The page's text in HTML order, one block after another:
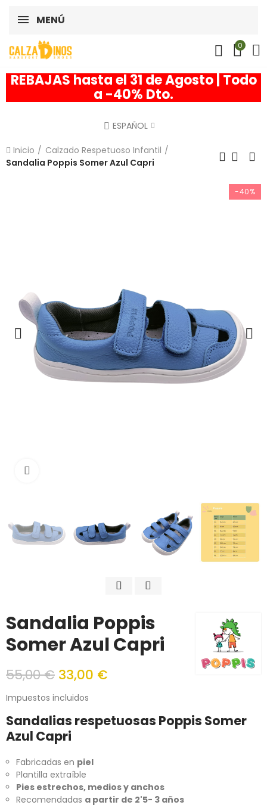
MENÚ
0
REBAJAS hasta el 31 de Agosto | Todo
a -40% Dto.
ESPAÑOL
Inicio
Calzado Respetuoso Infantil
Sandalia Poppis Somer Azul Capri
-40%
Sandalia Poppis
Somer Azul Capri
55,00 € 33,00 €
Impuestos incluidos
Sandalias respetuosas Poppis Somer
Azul Capri
Fabricadas en piel
Plantilla extraíble
Pies estrechos, medios y anchos
Recomendadas a partir de 2'5- 3 años